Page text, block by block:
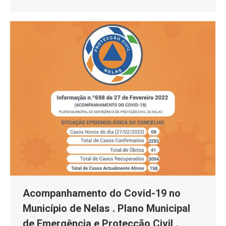
Acompanhamento do Covid-19 no
Município de Nelas . Plano Municipal
de Emergência e Protecção Civil .